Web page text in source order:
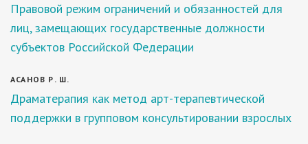
Правовой режим ограничений и обязанностей для
лиц, замещающих государственные должности
субъектов Российской Федерации
АСАНОВ Р. Ш.
Драматерапия как метод арт-терапевтической
поддержки в групповом консультировании взрослых